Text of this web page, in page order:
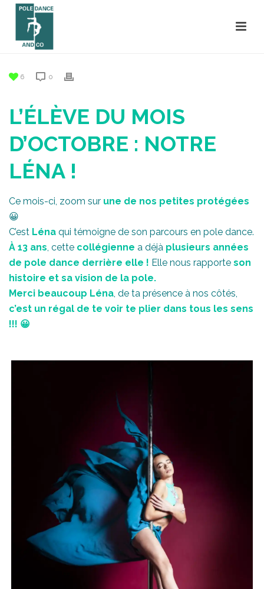
6 0
L’ÉLÈVE DU MOIS
D’OCTOBRE : NOTRE
LÉNA !
Ce mois-ci, zoom sur une de nos petites protégées
😀
C’est Léna qui témoigne de son parcours en pole dance.
À 13 ans, cette collégienne a déjà plusieurs années
de pole dance derrière elle ! Elle nous rapporte son
histoire et sa vision de la pole.
Merci beaucoup Léna, de ta présence à nos côtés,
c’est un régal de te voir te plier dans tous les sens
!!! 😀